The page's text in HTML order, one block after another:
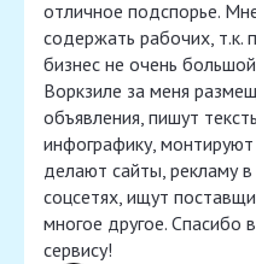
отличное подспорье.
содержать рабочих, т.к.
бизнес не очень
Воркзиле за меня
объявления, пишут
инфографику,
делают сайты, рекламу в
соцсетях, ищут
многое другое. Спасибо
сервису!